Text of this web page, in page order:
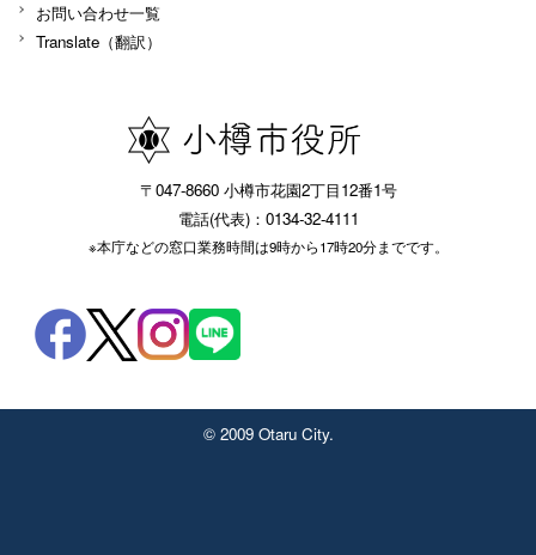
お問い合わせ一覧
Translate（翻訳）
〒047-8660 小樽市花園2丁目12番1号
電話(代表)：0134-32-4111
※本庁などの窓口業務時間は9時から17時20分までです。
© 2009 Otaru City.